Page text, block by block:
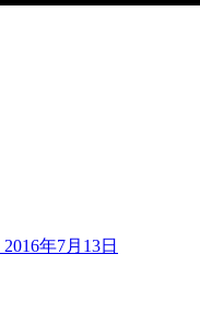
2016年7月13日